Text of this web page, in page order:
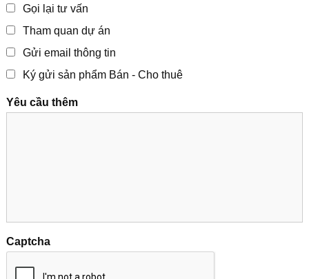
Gọi lại tư vấn
Tham quan dự án
Gửi email thông tin
Ký gửi sản phẩm Bán - Cho thuê
Yêu cầu thêm
Captcha